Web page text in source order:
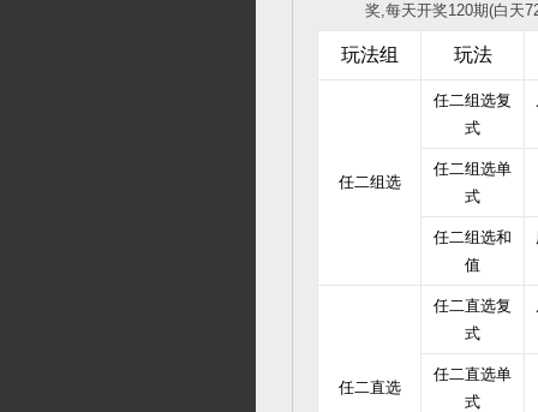
奖,每天开奖120期(白天
玩法组 玩法
任二组选
任二组选复
式
任二组选单
式
任二组选和
值
任二直选
任二直选复
式
任二直选单
式